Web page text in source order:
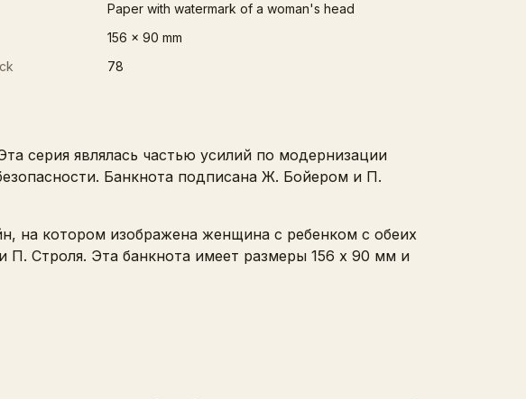
Paper with watermark of a woman's head
156 x 90 mm
78
серия являлась частью усилий по модернизации
Банкнота подписана Ж. Бойером и П.
на котором изображена женщина с ребенком с обеих
П. Строля. Эта банкнота имеет размеры 156 x 90 мм и